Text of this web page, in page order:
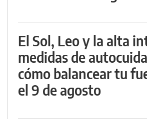
El Sol, Leo y la alta
medidas de
cómo balancear tu
el 9 de agosto